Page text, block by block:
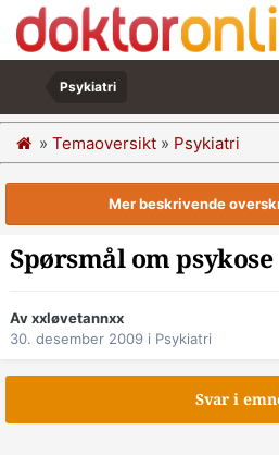
Psykiatri
» Temaoversikt » Psykiatri
Mer beskrivende
Spørsmål om psykose
Av xxløvetannxx
30. desember 2009 i Psykiatri
Svar i